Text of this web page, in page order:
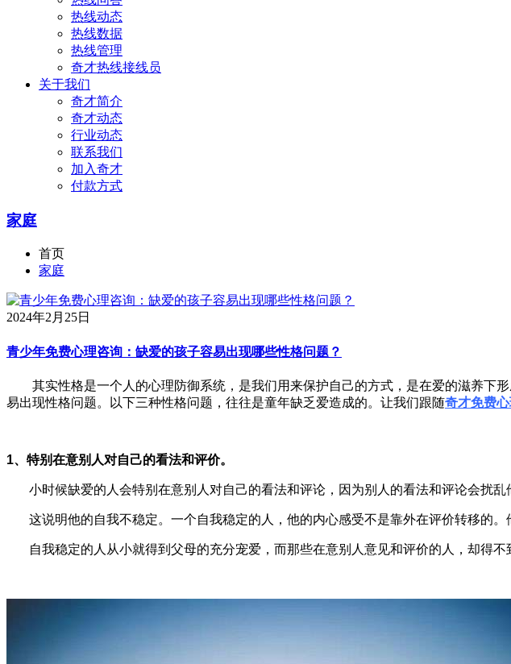
热线动态
热线数据
热线管理
奇才热线接线员
关于我们
奇才简介
奇才动态
行业动态
联系我们
加入奇才
付款方式
家庭
首页
家庭
2024年2月25日
青少年免费心理咨询：缺爱的孩子容易出现哪些性格问题？
其实性格是一个人的心理防御系统，是我们用来保护自己的方式，是在爱的滋养下
易出现性格问题。以下三种性格问题，往往是童年缺乏爱造成的。让我们跟随奇才免费
1、特别在意别人对自己的看法和评价。
小时候缺爱的人会特别在意别人对自己的看法和评论，因为别人的看法和评论会扰乱
这说明他的自我不稳定。一个自我稳定的人，他的内心感受不是靠外在评价转移的。
自我稳定的人从小就得到父母的充分宠爱，而那些在意别人意见和评价的人，却得不